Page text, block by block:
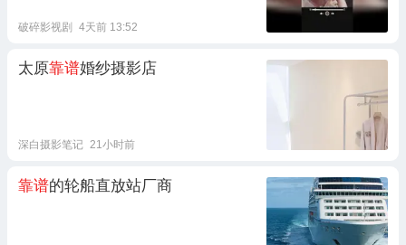
破碎影视剧 4天前 13:52
太原靠谱婚纱摄影店
深白摄影笔记 21小时前
靠谱的轮船直放站厂商